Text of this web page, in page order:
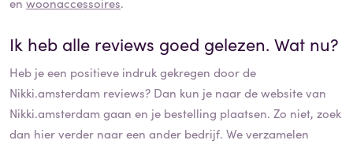
Ik heb alle reviews goed gelezen. Wat nu?
Heb je een positieve indruk gekregen door de
Nikki.amsterdam reviews? Dan kun je naar de website van
Nikki.amsterdam gaan en je bestelling plaatsen. Zo niet, zoek
dan hier verder naar een ander bedrijf. We verzamelen